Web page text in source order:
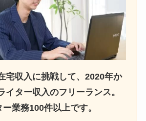
宅収入に挑戦して、2020年か
イター収入のフリーランス。
ー業務100件以上です。